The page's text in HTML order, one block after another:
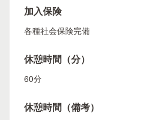
加入保険
各種社会保険完備
休憩時間（分）
60分
休憩時間（備考）